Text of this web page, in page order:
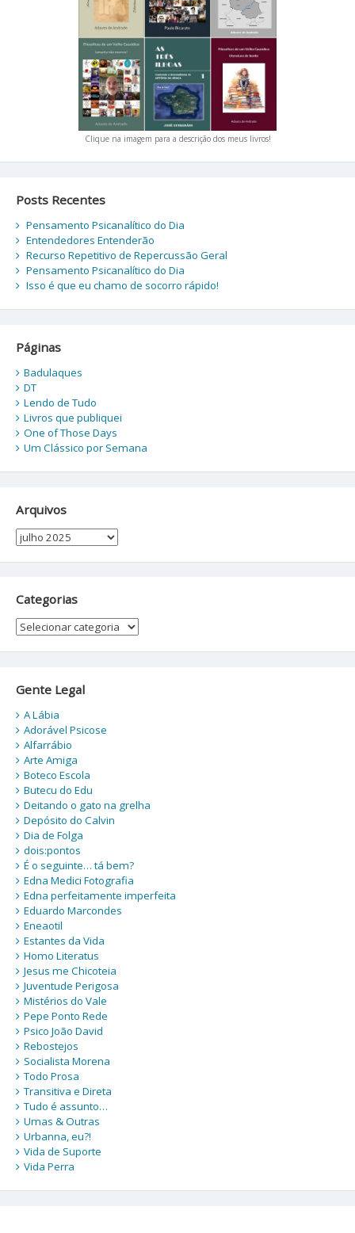
Clique na imagem para a descrição dos meus livros!
Posts Recentes
Pensamento Psicanalítico do Dia
Entendedores Entenderão
Recurso Repetitivo de Repercussão Geral
Pensamento Psicanalítico do Dia
Isso é que eu chamo de socorro rápido!
Páginas
Badulaques
DT
Lendo de Tudo
Livros que publiquei
One of Those Days
Um Clássico por Semana
Arquivos
Arquivos
Categorias
Categorias
Gente Legal
A Lábia
Adorável Psicose
Alfarrábio
Arte Amiga
Boteco Escola
Butecu do Edu
Deitando o gato na grelha
Depósito do Calvin
Dia de Folga
dois:pontos
É o seguinte… tá bem?
Edna Medici Fotografia
Edna perfeitamente imperfeita
Eduardo Marcondes
Eneaotil
Estantes da Vida
Homo Literatus
Jesus me Chicoteia
Juventude Perigosa
Mistérios do Vale
Pepe Ponto Rede
Psico João David
Rebostejos
Socialista Morena
Todo Prosa
Transitiva e Direta
Tudo é assunto…
Umas & Outras
Urbanna, eu?!
Vida de Suporte
Vida Perra